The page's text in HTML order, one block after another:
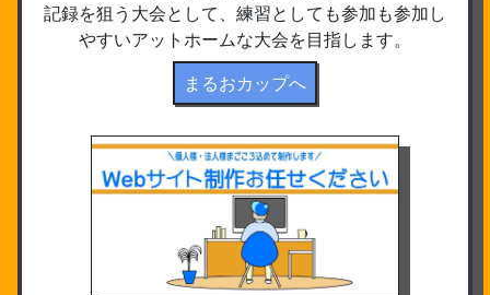
記録を狙う大会として、練習としても参加も参加し
やすいアットホームな大会を目指します。
まるおカップへ